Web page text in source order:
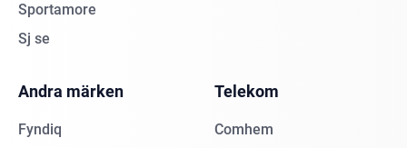
Sportamore
Sj se
Andra märken
Fyndiq
Telekom
Comhem